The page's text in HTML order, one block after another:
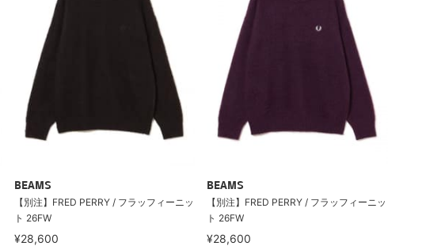
BEAMS
【別注】FRED PERRY / フラッフィーニッ
ト 26FW
¥28,600
BEAMS
【別注】FRED PERRY / フラッフィーニッ
ト 26FW
¥28,600